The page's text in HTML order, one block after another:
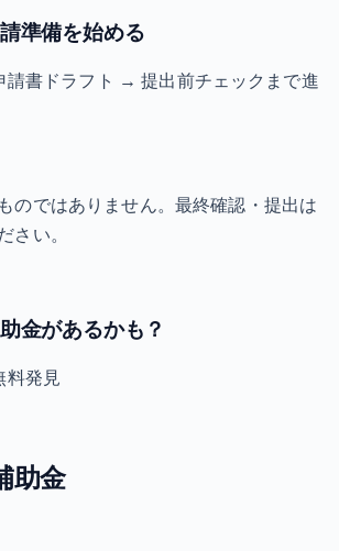
準備を始める
書ドラフト → 提出前チェックまで進
のではありません。最終確認・提出は
さい。
金があるかも？
料発見
助金